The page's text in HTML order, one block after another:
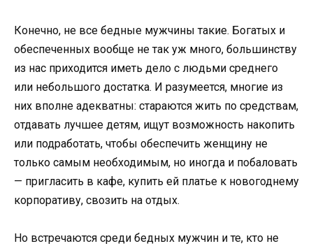
Конечно, не все бедные мужчины такие. Богатых и
обеспеченных вообще не так уж много, большинству
из нас приходится иметь дело с людьми среднего
или небольшого достатка. И разумеется, многие из
них вполне адекватны: стараются жить по средствам,
отдавать лучшее детям, ищут возможность накопить
или подработать, чтобы обеспечить женщину не
только самым необходимым, но иногда и побаловать
— пригласить в кафе, купить ей платье к новогоднему
корпоративу, свозить на отдых.
Но встречаются среди бедных мужчин и те, кто не